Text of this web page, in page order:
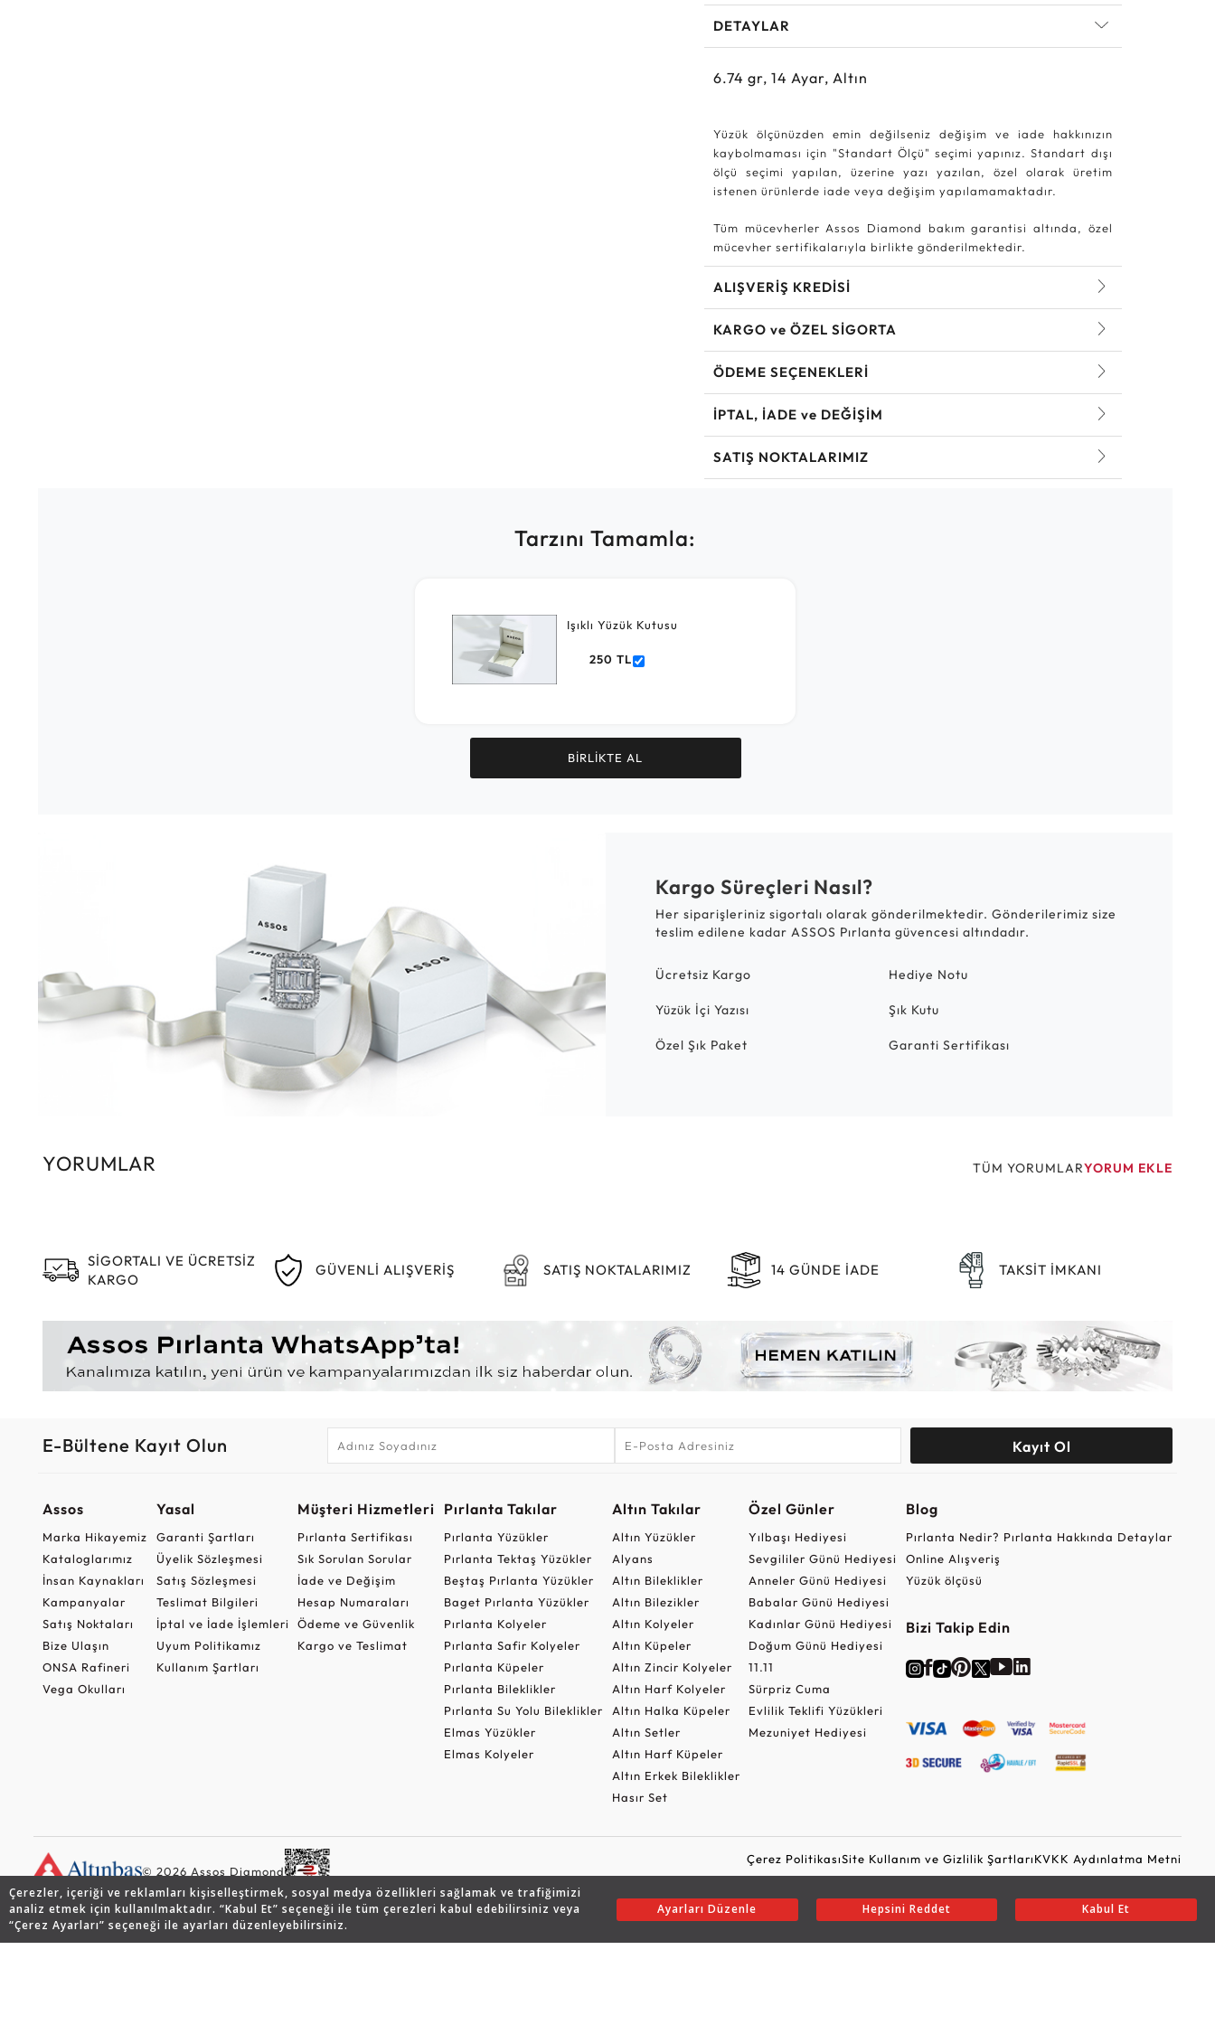
Çerezler, içeriği ve reklamları kişiselleştirmek, sosyal medya özellikleri sağlamak ve trafiğimizi
analiz etmek için kullanılmaktadır. “Kabul Et” seçeneği ile tüm çerezleri kabul edebilirsiniz veya
“Çerez Ayarları” seçeneği ile ayarları düzenleyebilirsiniz.
Ayarları Düzenle Hepsini Reddet Kabul Et
DETAYLAR
6.74gr,14Ayar, Altın
Yüzük ölçünüzden emin değilseniz değişim ve iade hakkınızın
kaybolmaması için "Standart Ölçü" seçimi yapınız. Standart dışı
ölçü seçimi yapılan, üzerine yazı yazılan, özel olarak üretim
istenen ürünlerde iade veya değişim yapılamamaktadır.
Tüm mücevherler Assos Diamond bakım garantisi altında, özel
mücevher sertifikalarıyla birlikte gönderilmektedir.
ALIŞVERİŞ KREDİSİ
KARGO ve ÖZEL SİGORTA
ÖDEME SEÇENEKLERİ
İPTAL, İADE ve DEĞİŞİM
SATIŞ NOKTALARIMIZ
Tarzını Tamamla:
Işıklı Yüzük Kutusu
250 TL
BİRLİKTE AL
Kargo Süreçleri Nasıl?
Her siparişleriniz sigortalı olarak gönderilmektedir. Gönderilerimiz size
teslim edilene kadar ASSOS Pırlanta güvencesi altındadır.
Ücretsiz Kargo Hediye Notu
Yüzük İçi Yazısı Şık Kutu
Özel Şık Paket Garanti Sertifikası
YORUMLAR TÜM YORUMLARYORUM EKLE
SİGORTALI VE ÜCRETSİZ
KARGO
GÜVENLİ ALIŞVERİŞ SATIŞ NOKTALARIMIZ 14 GÜNDE İADE TAKSİT İMKANI
E-Bültene Kayıt Olun Kayıt Ol
Assos
Marka Hikayemiz
Kataloglarımız
İnsan Kaynakları
Kampanyalar
Satış Noktaları
Bize Ulaşın
ONSA Rafineri
Vega Okulları
Yasal
Garanti Şartları
Üyelik Sözleşmesi
Satış Sözleşmesi
Teslimat Bilgileri
İptal ve İade İşlemleri
Uyum Politikamız
Kullanım Şartları
Müşteri Hizmetleri
Pırlanta Sertifikası
Sık Sorulan Sorular
İade ve Değişim
Hesap Numaraları
Ödeme ve Güvenlik
Kargo ve Teslimat
Pırlanta Takılar
Pırlanta Yüzükler
Pırlanta Tektaş Yüzükler
Beştaş Pırlanta Yüzükler
Baget Pırlanta Yüzükler
Pırlanta Kolyeler
Pırlanta Safir Kolyeler
Pırlanta Küpeler
Pırlanta Bileklikler
Pırlanta Su Yolu Bileklikler
Elmas Yüzükler
Elmas Kolyeler
Altın Takılar
Altın Yüzükler
Alyans
Altın Bileklikler
Altın Bilezikler
Altın Kolyeler
Altın Küpeler
Altın Zincir Kolyeler
Altın Harf Kolyeler
Altın Halka Küpeler
Altın Setler
Altın Harf Küpeler
Altın Erkek Bileklikler
Hasır Set
Özel Günler
Yılbaşı Hediyesi
Sevgililer Günü Hediyesi
Anneler Günü Hediyesi
Babalar Günü Hediyesi
Kadınlar Günü Hediyesi
Doğum Günü Hediyesi
11.11
Sürpriz Cuma
Evlilik Teklifi Yüzükleri
Mezuniyet Hediyesi
Blog
Pırlanta Nedir? Pırlanta Hakkında Detaylar
Online Alışveriş
Yüzük ölçüsü
Bizi Takip Edin
© 2026 Assos Diamond
Çerez PolitikasıSite Kullanım ve Gizlilik ŞartlarıKVKK Aydınlatma Metni